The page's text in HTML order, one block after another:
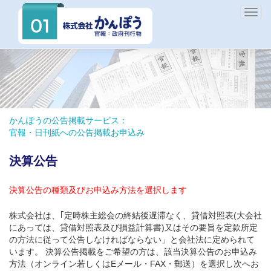
かんぽうの公告掲載サービス：
官報・日刊紙への公告掲載お申込み
決算公告
決算公告の種類及びお申込み方法を選択します
株式会社は、｢定時株主総会の終結後遅滞なく、貸借対照表(大会社
にあっては、貸借対照表及び損益計算書)又はその要旨を定款所定
の方法に従って公告しなければならない」と会社法に定められて
います。 決算公告掲載をご希望の方は、該当決算公告のお申込み
方法（オンライン若しくはEメール・FAX・郵送）を選択し次へお